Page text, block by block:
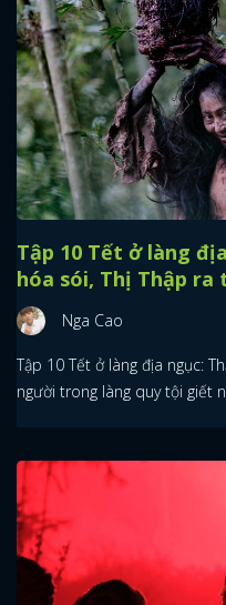
Tập 10 Tết ở làng
hóa sói, Thị Thập ra
Nga Cao
Tập 10 Tết ở làng địa ngục:
người trong làng quy tội giết